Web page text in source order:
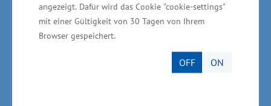
angezeigt. Dafür wird das Cookie "cookie-settings"
mit einer Gültigkeit von 30 Tagen von Ihrem
Browser gespeichert.
OFF ON
Neubrandenburg
Das Unternehmen entwickelt und produziert
innovative Krankenkraftwagen des Typs C,